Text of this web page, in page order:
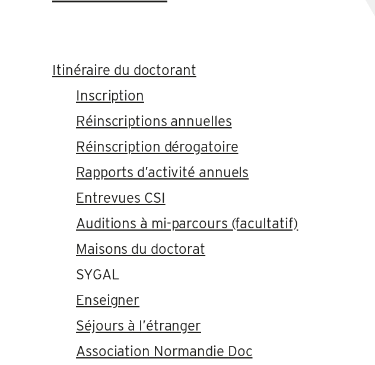
Itinéraire du doctorant
Inscription
Réinscriptions annuelles
Réinscription dérogatoire
Rapports d’activité annuels
Entrevues CSI
Auditions à mi-parcours (facultatif)
Maisons du doctorat
SYGAL
Enseigner
Séjours à l’étranger
Association Normandie Doc